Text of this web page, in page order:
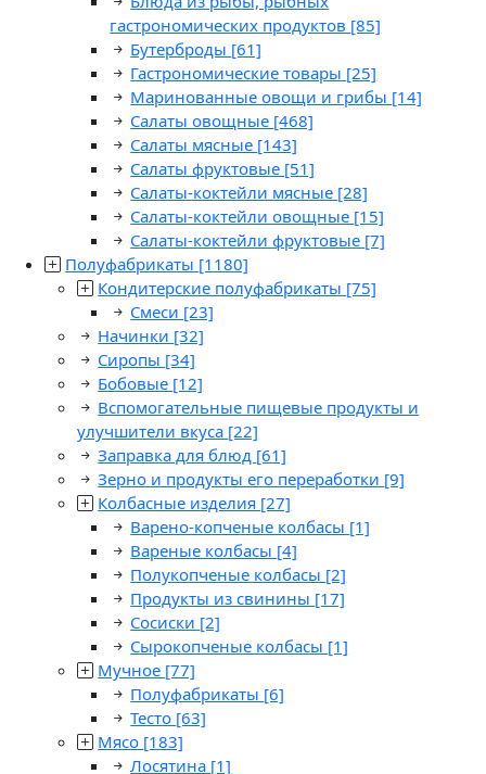
гастрономических продуктов [85]
Бутерброды [61]
Гастрономические товары [25]
Маринованные овощи и грибы [14]
Салаты овощные [468]
Салаты мясные [143]
Салаты фруктовые [51]
Салаты-коктейли мясные [28]
Салаты-коктейли овощные [15]
Салаты-коктейли фруктовые [7]
Полуфабрикаты [1180]
Кондитерские полуфабрикаты [75]
Смеси [23]
Начинки [32]
Сиропы [34]
Бобовые [12]
Вспомогательные пищевые продукты и
улучшители вкуса [22]
Заправка для блюд [61]
Зерно и продукты его переработки [9]
Колбасные изделия [27]
Варено-копченые колбасы [1]
Вареные колбасы [4]
Полукопченые колбасы [2]
Продукты из свинины [17]
Сосиски [2]
Сырокопченые колбасы [1]
Мучное [77]
Полуфабрикаты [6]
Тесто [63]
Мясо [183]
Лосятина [1]